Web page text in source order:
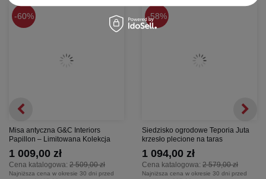
60%
Misa antyczna G&C Interiors
Papillon – Limitowana Kolekcja
Cena katalogowa: 2 509,00 zł
1 009,00 zł
Najniższa cena w okresie 30 dni przed
58%
Siedzisko ogrodowe Teporia Juta
krzesło plecione na taras
Cena katalogowa: 2 579,00 zł
1 094,00 zł
Najniższa cena w okresie 30 dni przed